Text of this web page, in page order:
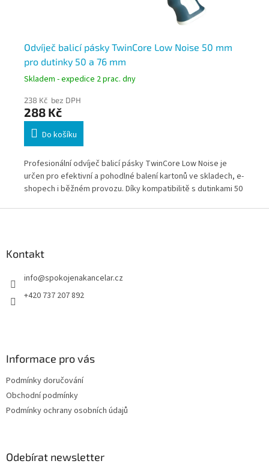
Odvíječ balicí pásky TwinCore Low Noise 50 mm
pro dutinky 50 a 76 mm
Skladem - expedice 2 prac. dny
238 Kč bez DPH
288 Kč
Do košíku
Profesionální odvíječ balicí pásky TwinCore Low Noise je
určen pro efektivní a pohodlné balení kartonů ve skladech, e-
shopech i běžném provozu. Díky kompatibilitě s dutinkami 50
Kontakt
info@spokojenakancelar.cz
+420 737 207 892
Informace pro vás
Podmínky doručování
Obchodní podmínky
Podmínky ochrany osobních údajů
Odebírat newsletter